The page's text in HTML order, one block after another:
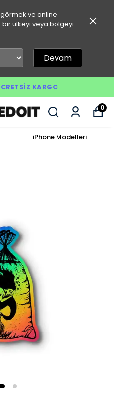
ve online
bir ülkeyi veya bölgeyi
Devam
KARGO
0
iPhone Modelleri